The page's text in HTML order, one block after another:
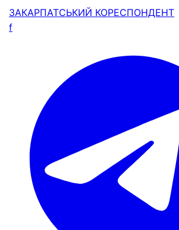
ЗАКАРПАТСЬКИЙ КОРЕСПОНДЕНТ
f